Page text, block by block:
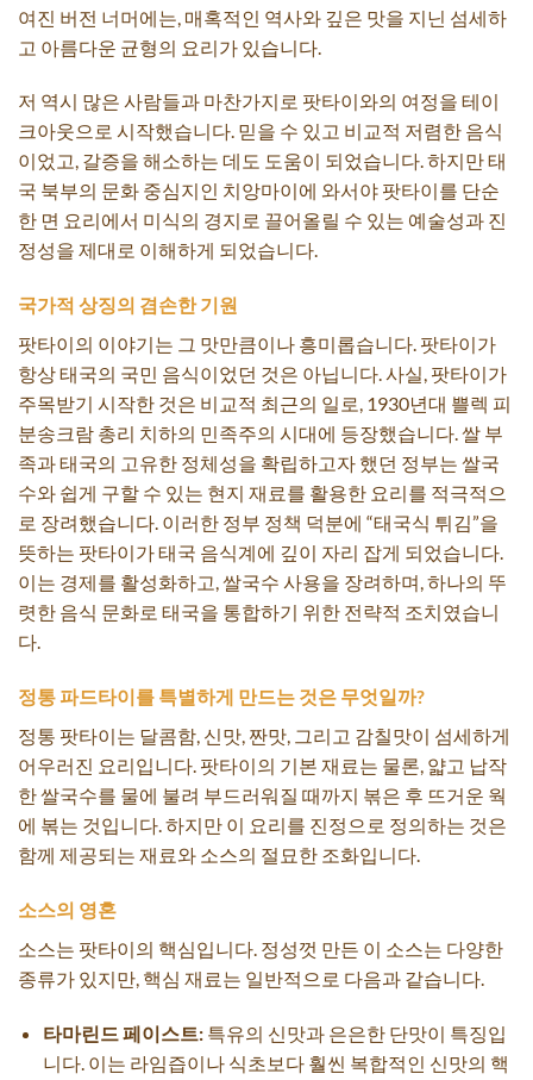
여진 버전 너머에는, 매혹적인 역사와 깊은 맛을 지닌 섬세하
고 아름다운 균형의 요리가 있습니다.
저 역시 많은 사람들과 마찬가지로 팟타이와의 여정을 테이
크아웃으로 시작했습니다. 믿을 수 있고 비교적 저렴한 음식
이었고, 갈증을 해소하는 데도 도움이 되었습니다. 하지만 태
국 북부의 문화 중심지인 치앙마이에 와서야 팟타이를 단순
한 면 요리에서 미식의 경지로 끌어올릴 수 있는 예술성과 진
정성을 제대로 이해하게 되었습니다.
국가적 상징의 겸손한 기원
팟타이의 이야기는 그 맛만큼이나 흥미롭습니다. 팟타이가
항상 태국의 국민 음식이었던 것은 아닙니다. 사실, 팟타이가
주목받기 시작한 것은 비교적 최근의 일로, 1930년대 쁠렉 피
분송크람 총리 치하의 민족주의 시대에 등장했습니다. 쌀 부
족과 태국의 고유한 정체성을 확립하고자 했던 정부는 쌀국
수와 쉽게 구할 수 있는 현지 재료를 활용한 요리를 적극적으
로 장려했습니다. 이러한 정부 정책 덕분에 “태국식 튀김”을
뜻하는 팟타이가 태국 음식계에 깊이 자리 잡게 되었습니다.
이는 경제를 활성화하고, 쌀국수 사용을 장려하며, 하나의 뚜
렷한 음식 문화로 태국을 통합하기 위한 전략적 조치였습니
다.
정통 파드타이를 특별하게 만드는 것은 무엇일까?
정통 팟타이는 달콤함, 신맛, 짠맛, ​​그리고 감칠맛이 섬세하게
어우러진 요리입니다. 팟타이의 기본 재료는 물론, 얇고 납작
한 쌀국수를 물에 불려 부드러워질 때까지 볶은 후 뜨거운 웍
에 볶는 것입니다. 하지만 이 요리를 진정으로 정의하는 것은
함께 제공되는 재료와 소스의 절묘한 조화입니다.
소스의 영혼
소스는 팟타이의 핵심입니다. 정성껏 만든 이 소스는 다양한
종류가 있지만, 핵심 재료는 일반적으로 다음과 같습니다.
타마린드 페이스트:특유의 신맛과 은은한 단맛이 특징입
니다. 이는 라임즙이나 식초보다 훨씬 복합적인 신맛의 핵